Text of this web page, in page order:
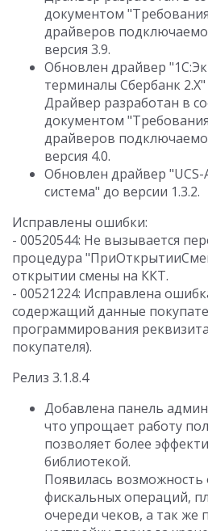
документом
драйверов
версия 3.9.
Обновлен драйвер
терминалы Сбербанк 2.Х"
Драйвер разработан в
документом
драйверов
версия 4.0.
Обновлен драйвер "UCS-
система" до версии 1.3.2.
Исправлены ошибки:
- 00520544: Не вызывается
процедура
открытии смены на ККТ.
- 00521224: Исправлена
содержащий данные
программирования
покупателя).
Релиз 3.1.8.4
Добавлена панель
что упрощает работу
позволяет более
библиотекой.
Появилась
фискальных операций,
очереди чеков, а так же